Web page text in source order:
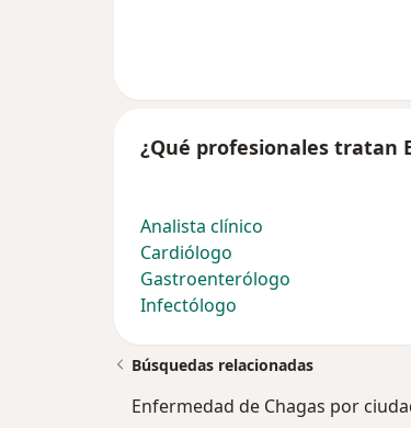
¿Qué profesionales tratan
Analista clínico
Cardiólogo
Gastroenterólogo
Infectólogo
Búsquedas relacionadas
Enfermedad de Chagas por